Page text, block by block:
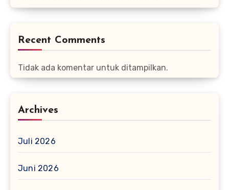
Recent Comments
Tidak ada komentar untuk ditampilkan.
Archives
Juli 2026
Juni 2026